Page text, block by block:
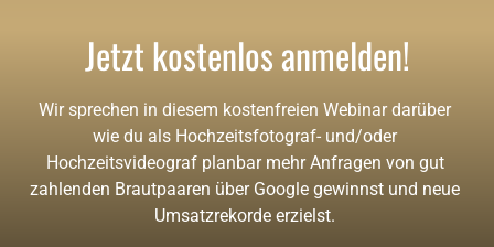
Jetzt kostenlos anmelden!
Wir sprechen in diesem kostenfreien Webinar darüber
wie du als Hochzeitsfotograf- und/oder
Hochzeitsvideograf planbar mehr Anfragen von gut
zahlenden Brautpaaren über Google gewinnst und neue
Umsatzrekorde erzielst.